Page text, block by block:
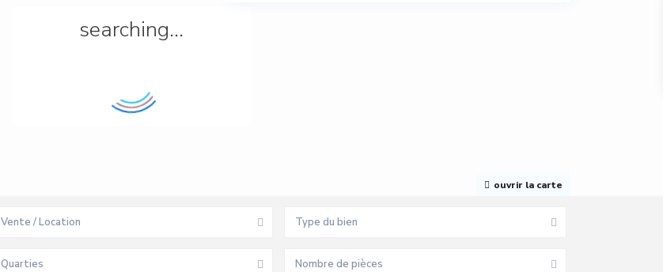
searching...
ouvrir la carte
Vente / Location Type du bien
Quarties Nombre de pièces